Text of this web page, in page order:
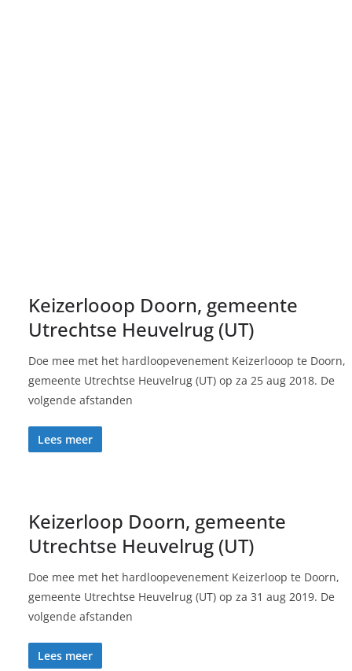
Keizerlooop Doorn, gemeente
Utrechtse Heuvelrug (UT)
Doe mee met het hardloopevenement Keizerlooop te Doorn,
gemeente Utrechtse Heuvelrug (UT) op za 25 aug 2018. De
volgende afstanden
Lees meer
Keizerloop Doorn, gemeente
Utrechtse Heuvelrug (UT)
Doe mee met het hardloopevenement Keizerloop te Doorn,
gemeente Utrechtse Heuvelrug (UT) op za 31 aug 2019. De
volgende afstanden
Lees meer